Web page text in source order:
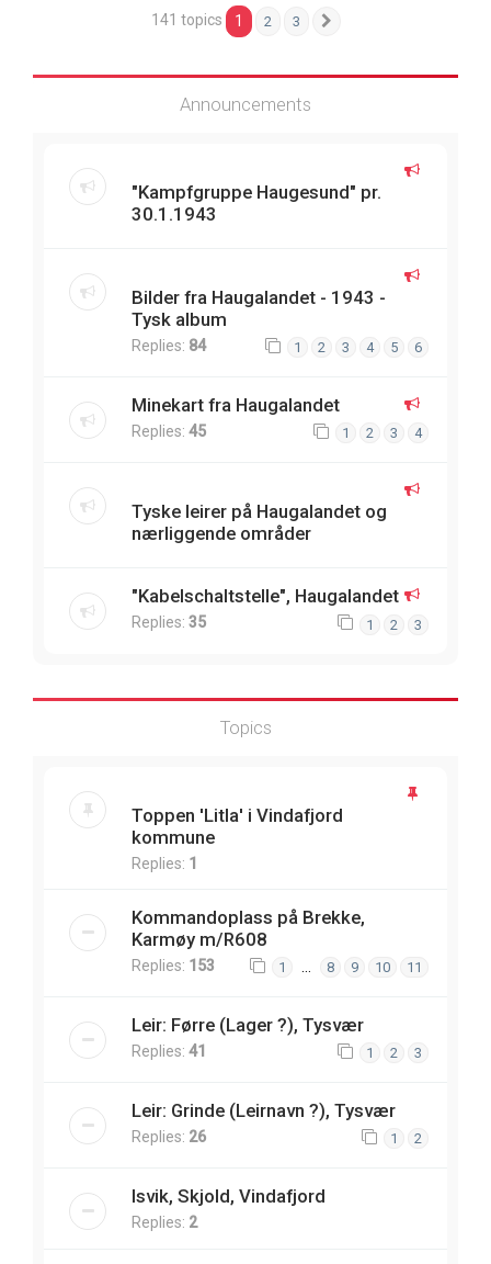
141 topics 1 2 3
Announcements
"Kampfgruppe Haugesund" pr.
30.1.1943
Bilder fra Haugalandet - 1943 -
Tysk album
Replies: 84 1 2 3 4 5 6
Minekart fra Haugalandet
Replies: 45 1 2 3 4
Tyske leirer på Haugalandet og
nærliggende områder
"Kabelschaltstelle", Haugalandet
Replies: 35 1 2 3
Topics
Toppen 'Litla' i Vindafjord
kommune
Replies: 1
Kommandoplass på Brekke,
Karmøy m/R608
Replies: 153 1 8 9 10 11
Leir: Førre (Lager ?), Tysvær
Replies: 41 1 2 3
Leir: Grinde (Leirnavn ?), Tysvær
Replies: 26 1 2
Isvik, Skjold, Vindafjord
Replies: 2